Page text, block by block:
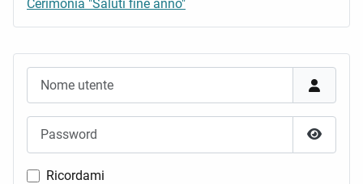
Mostra
Ricordami
Cerimonia "Saluti fine anno"